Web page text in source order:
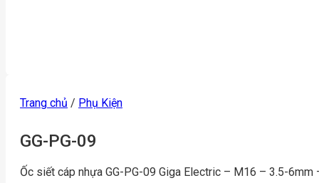
Trang chủ / Phụ Kiện
GG-PG-09
Ốc siết cáp nhựa GG-PG-09 Giga Electric – M16 – 3.5-